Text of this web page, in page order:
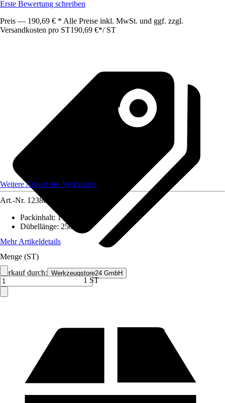
Erste Bewertung schreiben
Preis — 190,69 € * Alle Preise inkl. MwSt. und ggf. zzgl.
Versandkosten pro ST190,69 €*/ ST
Verkauf durch: Werkzeugstore24 GmbH
Weitere Artikel des Verkäufers
Art.-Nr. 12386274
Packinhalt: 1 Stück
Dübellänge: 250 mm
Mehr Artikeldetails
Menge (ST)
1 ST